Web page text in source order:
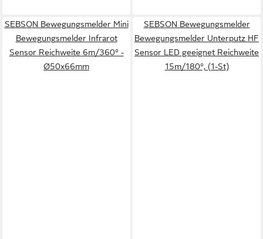
SEBSON Bewegungsmelder Mini
Bewegungsmelder Infrarot
Sensor Reichweite 6m/360° -
Ø50x66mm
SEBSON Bewegungsmelder
Bewegungsmelder Unterputz HF
Sensor LED geeignet Reichweite
15m/180°, (1-St)